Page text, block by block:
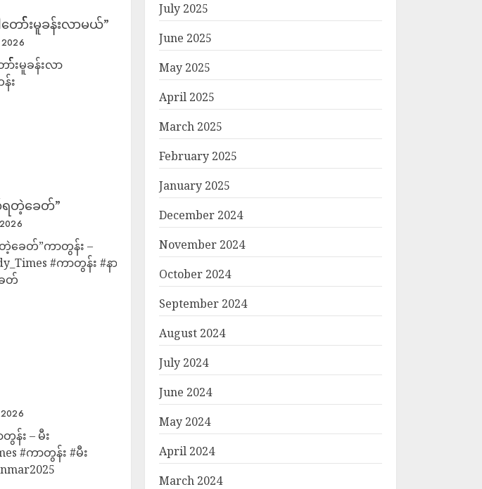
တော််််််းမူခန်းလာမယ်”
2026
ာ််််််းမူခန်းလာ
း
ရတဲ့ခေတ်”
ခေတ်”ကာတွန်း –
#ကာတွန်း #နာနတ်သီး #လူ
တ်
2026
န်း – မီး
#ကာတွန်း #မီး
July 2025
June 2025
May 2025
April 2025
March 2025
February 2025
January 2025
December 2024
November 2024
October 2024
September 2024
August 2024
July 2024
June 2024
May 2024
April 2024
March 2024